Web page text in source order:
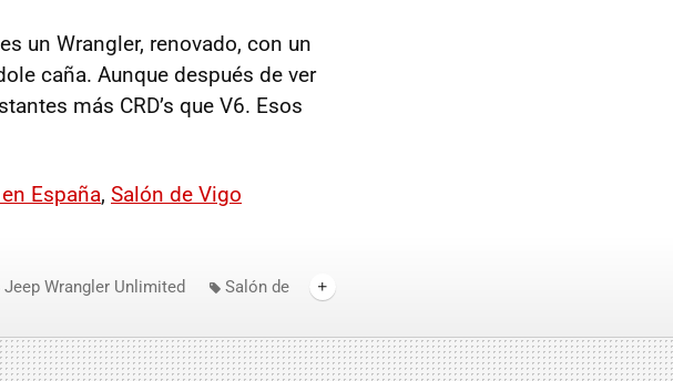
un Wrangler, renovado, con un
caña. Aunque después de ver
más CRD’s que V6. Esos
España, Salón de Vigo
Jeep Wrangler Unlimited
Salón de